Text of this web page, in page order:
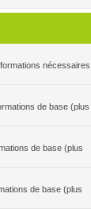
nécessaires
de base (plus
de base (plus
de base (plus